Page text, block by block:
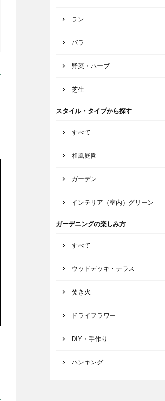
ラン
バラ
野菜・ハーブ
芝生
スタイル・タイプから探す
すべて
和風庭園
ガーデン
インテリア（室内）グリーン
ガーデニングの楽しみ方
すべて
ウッドデッキ・テラス
焚き火
ドライフラワー
DIY・手作り
ハンキング